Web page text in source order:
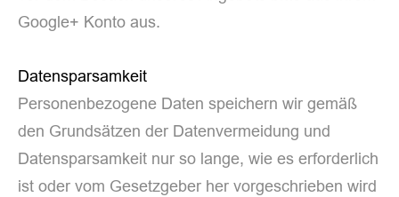
Google+ Konto aus.
Datensparsamkeit
Personenbezogene Daten speichern wir gemäß
den Grundsätzen der Datenvermeidung und
Datensparsamkeit nur so lange, wie es erforderlich
ist oder vom Gesetzgeber her vorgeschrieben wird